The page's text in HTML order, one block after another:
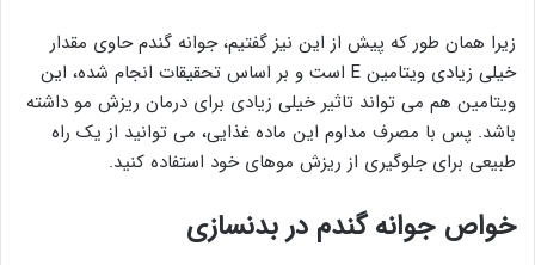
زیرا همان طور که پیش از این نیز گفتیم، جوانه گندم حاوی مقدار
خیلی زیادی ویتامین E است و بر اساس تحقیقات انجام شده، این
ویتامین هم می تواند تاثیر خیلی زیادی برای درمان ریزش مو داشته
باشد. پس با مصرف مداوم این ماده غذایی، می توانید از یک راه
طبیعی برای جلوگیری از ریزش موهای خود استفاده کنید.
خواص جوانه گندم در بدنسازی